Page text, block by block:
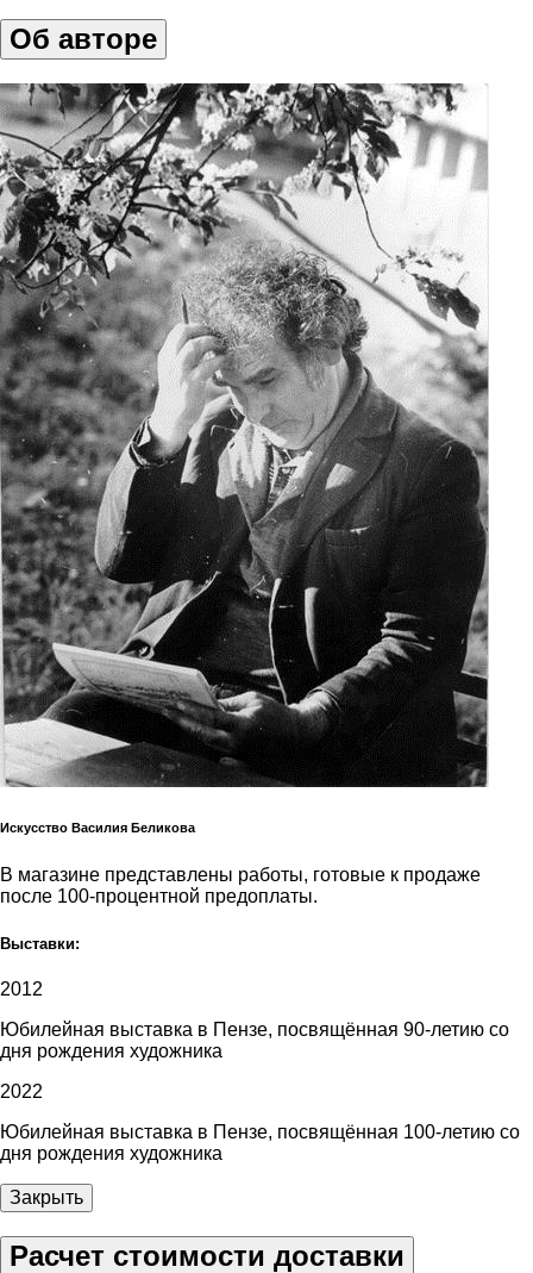
Об авторе
Искусство Василия Беликова
В магазине представлены работы, готовые к продаже
после 100-процентной предоплаты.
Выставки:
2012
Юбилейная выставка в Пензе, посвящённая 90-летию со
дня рождения художника
2022
Юбилейная выставка в Пензе, посвящённая 100-летию со
дня рождения художника
Закрыть
Расчет стоимости доставки